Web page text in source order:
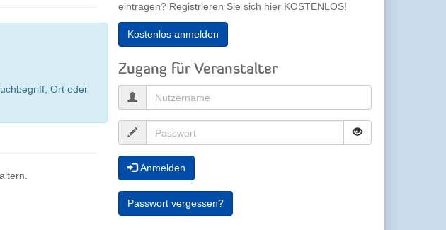
Ort oder
eintragen? Registrieren Sie sich hier KOSTENLOS!
Kostenlos anmelden
Zugang für Veranstalter
Anmelden
Passwort vergessen?